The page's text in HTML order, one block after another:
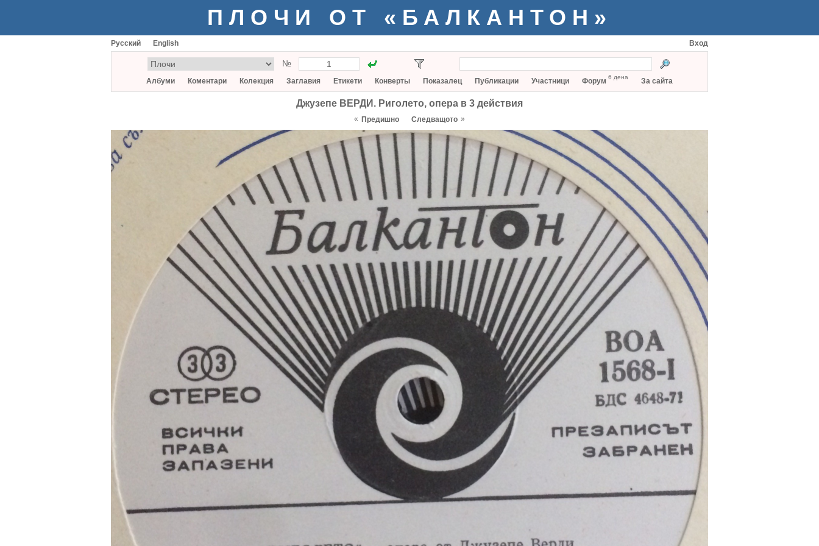
ПЛОЧИ ОТ «БАЛКАНТОН»
Русский English Вход
№
Албуми Коментари Колекция Заглавия Етикети Конверты Показалец Публикации Участници Форум 6 дена За сайта
Джузепе ВЕРДИ. Риголето, опера в 3 действия
« Предишно Следващото »